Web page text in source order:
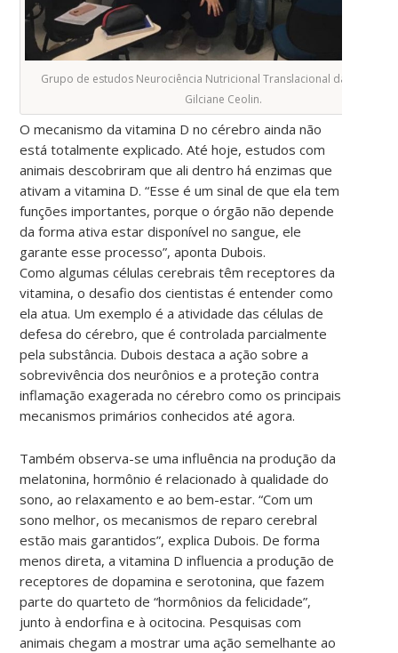
Grupo de estudos Neurociência Nutricional Translacional da UFSC.
Gilciane Ceolin.
O mecanismo da vitamina D no cérebro ainda não
está totalmente explicado. Até hoje, estudos com
animais descobriram que ali dentro há enzimas que
ativam a vitamina D. “Esse é um sinal de que ela tem
funções importantes, porque o órgão não depende
da forma ativa estar disponível no sangue, ele
garante esse processo”, aponta Dubois.
Como algumas células cerebrais têm receptores da
vitamina, o desafio dos cientistas é entender como
ela atua. Um exemplo é a atividade das células de
defesa do cérebro, que é controlada parcialmente
pela substância. Dubois destaca a ação sobre a
sobrevivência dos neurônios e a proteção contra
inflamação exagerada no cérebro como os principais
mecanismos primários conhecidos até agora.
Também observa-se uma influência na produção da
melatonina, hormônio é relacionado à qualidade do
sono, ao relaxamento e ao bem-estar. “Com um
sono melhor, os mecanismos de reparo cerebral
estão mais garantidos”, explica Dubois. De forma
menos direta, a vitamina D influencia a produção de
receptores de dopamina e serotonina, que fazem
parte do quarteto de “hormônios da felicidade”,
junto à endorfina e à ocitocina. Pesquisas com
animais chegam a mostrar uma ação semelhante ao